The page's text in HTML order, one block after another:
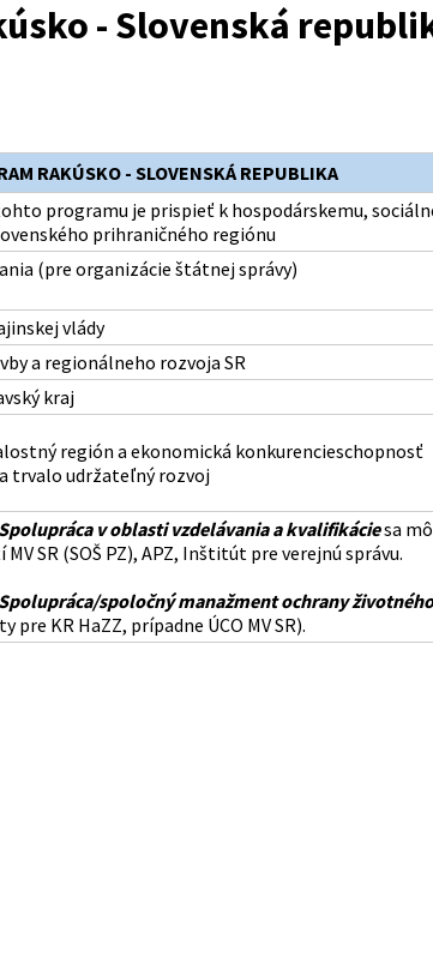
- Slovenská
RAKÚSKO - SLOVENSKÁ REPUBLIKA
programu je prispieť k hospodárskemu,
prihraničného regiónu
(pre organizácie štátnej správy)
vlády
a regionálneho rozvoja SR
kraj
región a ekonomická konkurencieschopnosť
trvalo udržateľný rozvoj
Spolupráca v oblasti vzdelávania a kvalifikáciesa
SR (SOŠ PZ), APZ, Inštitút pre verejnú správu.
Spolupráca/spoločný manažment ochrany
pre KR HaZZ, prípadne ÚCO MV SR).